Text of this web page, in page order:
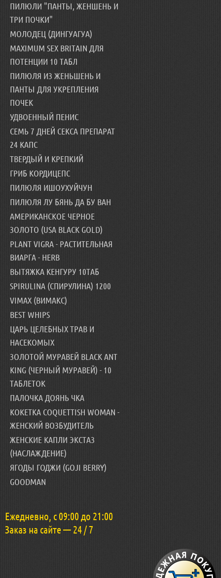
ПИЛЮЛИ "ПАНТЫ, ЖЕНШЕНЬ И
ТРИ ПОЧКИ"
МОЛОДЕЦ (ДИНГУАГУА)
MAXIMUM SEX BRITAIN ДЛЯ
ПОТЕНЦИИ 10 ТАБЛ
ПИЛЮЛЯ ИЗ ЖЕНЬШЕНЬ И
ПАНТЫ ДЛЯ УКРЕПЛЕНИЯ
ПОЧЕК
УДВОЕННЫЙ ПЕНИС
СЕМЬ 7 ДНЕЙ СЕКСА ПРЕПАРАТ
24 КАПС
ТВЕРДЫЙ И КРЕПКИЙ
ГРИБ КОРДИЦЕПС
ПИЛЮЛЯ ИШОУХУЙЧУН
ПИЛЮЛЯ ЛУ БЯНЬ ДА БУ ВАН
АМЕРИКАНСКОЕ ЧЕРНОЕ
ЗОЛОТО (USA BLACK GOLD)
PLANT VIGRA - РАСТИТЕЛЬНАЯ
ВИАРГА - HERB
ВЫТЯЖКА КЕНГУРУ 10ТАБ
SPIRULINA (СПИРУЛИНА) 1200
VIMAX (ВИМАКС)
BEST WHIPS
ЦАРЬ ЦЕЛЕБНЫХ ТРАВ И
НАСЕКОМЫХ
ЗОЛОТОЙ МУРАВЕЙ BLACK ANT
KING (ЧЕРНЫЙ МУРАВЕЙ) - 10
ТАБЛЕТОК
ПАЛОЧКА ДОЯНЬ ЧКА
КОКЕТКА COQUETTISH WOMAN -
ЖЕНСКИЙ ВОЗБУДИТЕЛЬ
ЖЕНСКИЕ КАПЛИ ЭКСТАЗ
(НАСЛАЖДЕНИЕ)
ЯГОДЫ ГОДЖИ (GOJI BERRY)
GOODMAN
Ежедневно, с 09:00 до 21:00
Заказ на сайте — 24 / 7